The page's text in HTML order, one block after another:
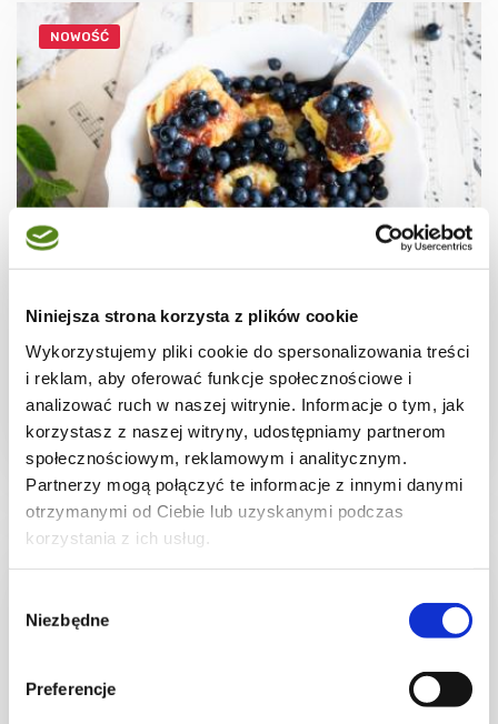
Niniejsza strona korzysta z plików cookie
Wykorzystujemy pliki cookie do spersonalizowania treści
i reklam, aby oferować funkcje społecznościowe i
analizować ruch w naszej witrynie. Informacje o tym, jak
korzystasz z naszej witryny, udostępniamy partnerom
społecznościowym, reklamowym i analitycznym.
Partnerzy mogą połączyć te informacje z innymi danymi
otrzymanymi od Ciebie lub uzyskanymi podczas
korzystania z ich usług.
zgody
Niezbędne
Preferencje
NOWOŚĆ
Omlet cesarski
20 min. 1282 kcal 2